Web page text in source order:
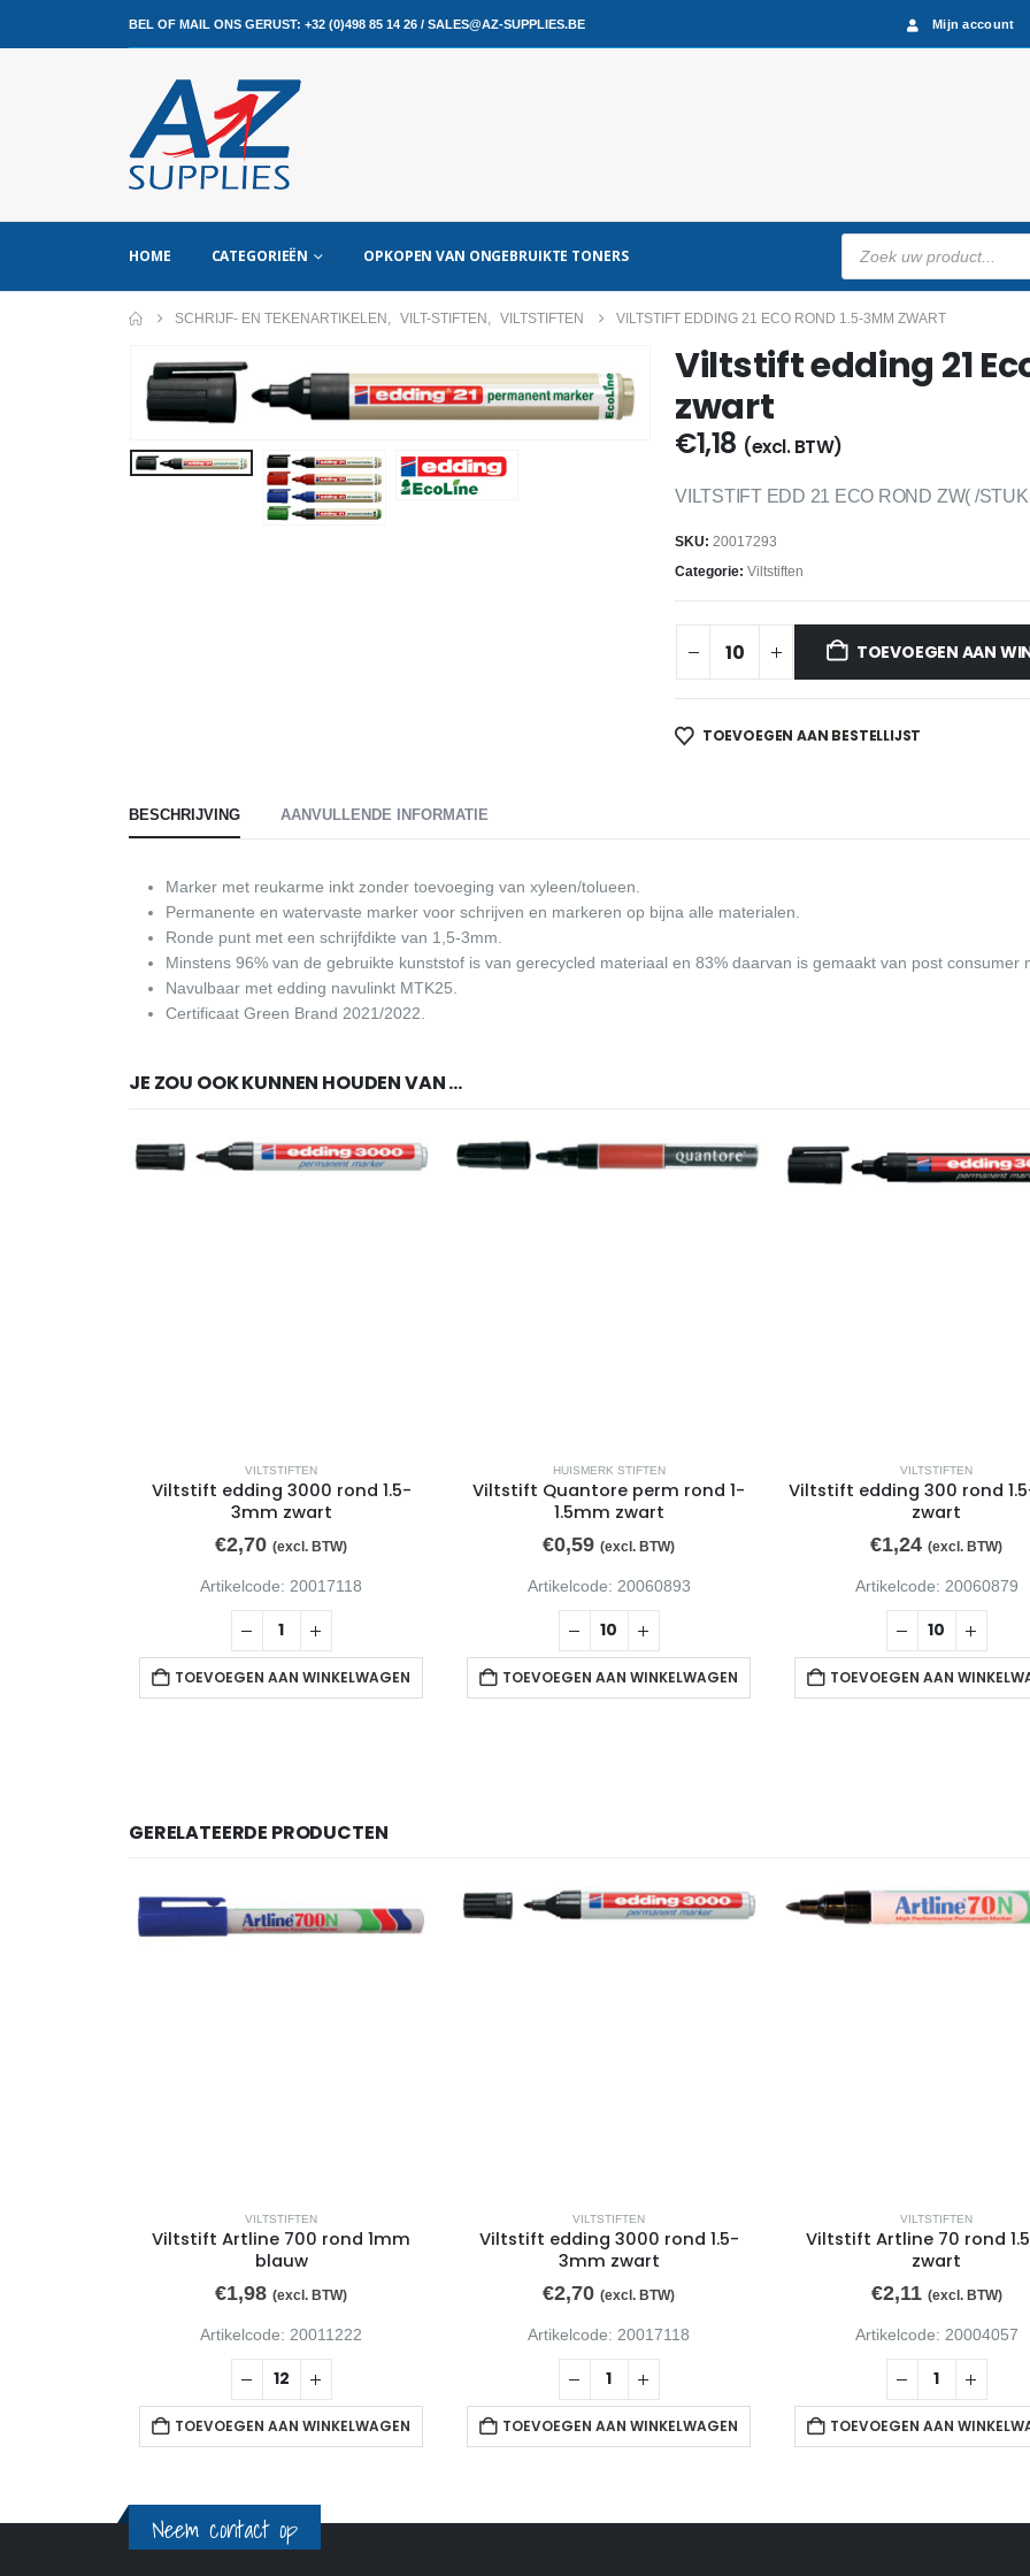
BEL OF MAIL ONS GERUST: +32 (0)498 85 14 26 / SALES@AZ-SUPPLIES.BE Mijn account
HOME CATEGORIEËN OPKOPEN VAN ONGEBRUIKTE TONERS
Producten
zoeken
SCHRIJF- EN TEKENARTIKELEN , VILT-STIFTEN , VILTSTIFTEN VILTSTIFT EDDING 21 ECO ROND 1.5-3MM ZWART
Viltstift edding 21
zwart
€1,18 (excl. BTW)
VILTSTIFT EDD 21 ECO ROND ZW( /
SKU: 20017293
Categorie: Viltstiften
TOEVOEGEN AAN
TOEVOEGEN AAN BESTELLIJST
BESCHRIJVING AANVULLENDE INFORMATIE
Marker met reukarme inkt zonder toevoeging van xyleen/tolueen.
Permanente en watervaste marker voor schrijven en markeren op bijna alle materialen.
Ronde punt met een schrijfdikte van 1,5-3mm.
Minstens 96% van de gebruikte kunststof is van gerecycled materiaal en 83% daarvan is gemaakt van post consumer
Navulbaar met edding navulinkt MTK25.
Certificaat Green Brand 2021/2022.
JE ZOU OOK KUNNEN HOUDEN VAN …
VILTSTIFTEN
Viltstift edding 3000 rond 1.5-
3mm zwart
€2,70 (excl. BTW)
Artikelcode: 20017118
TOEVOEGEN AAN WINKELWAGEN
HUISMERK STIFTEN
Viltstift Quantore perm rond 1-
1.5mm zwart
€0,59 (excl. BTW)
Artikelcode: 20060893
TOEVOEGEN AAN WINKELWAGEN
VILTSTIFTEN
Viltstift edding 300 rond
zwart
€1,24 (excl. BTW)
Artikelcode: 20060879
TOEVOEGEN AAN
GERELATEERDE PRODUCTEN
VILTSTIFTEN
Viltstift Artline 700 rond 1mm
blauw
€1,98 (excl. BTW)
Artikelcode: 20011222
TOEVOEGEN AAN WINKELWAGEN
VILTSTIFTEN
Viltstift edding 3000 rond 1.5-
3mm zwart
€2,70 (excl. BTW)
Artikelcode: 20017118
TOEVOEGEN AAN WINKELWAGEN
VILTSTIFTEN
Viltstift Artline 70 rond
zwart
€2,11 (excl. BTW)
Artikelcode: 20004057
TOEVOEGEN AAN
Neem contact op